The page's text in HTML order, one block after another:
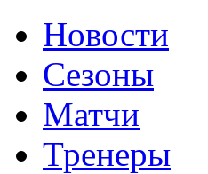
Новости
Сезоны
Матчи
Тренеры